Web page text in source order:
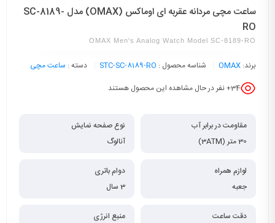
ساعت مچی مردانه عقربه ای اوماکس (OMAX) مدل SC-8189-
RO
OMAX Men's Analog Watch Model SC-8189-RO
برند: OMAX شناسه محصول : STC-SC-8189-RO دسته : ساعت مچی
34+ نفر در حال مشاهده این محصول هستند
مقاومت در برابر آب
30 متر (3ATM)
نوع صفحه نمایش
آنالوگ
لوازم همراه
جعبه
دوام باتری
3 سال
دقت ساعت
منبع انرژی